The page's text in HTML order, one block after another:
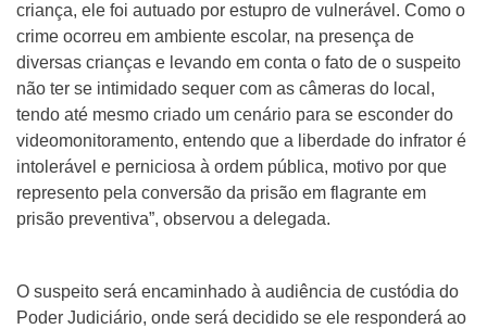
criança, ele foi autuado por estupro de vulnerável. Como o
crime ocorreu em ambiente escolar, na presença de
diversas crianças e levando em conta o fato de o suspeito
não ter se intimidado sequer com as câmeras do local,
tendo até mesmo criado um cenário para se esconder do
videomonitoramento, entendo que a liberdade do infrator é
intolerável e perniciosa à ordem pública, motivo por que
represento pela conversão da prisão em flagrante em
prisão preventiva”, observou a delegada.
O suspeito será encaminhado à audiência de custódia do
Poder Judiciário, onde será decidido se ele responderá ao